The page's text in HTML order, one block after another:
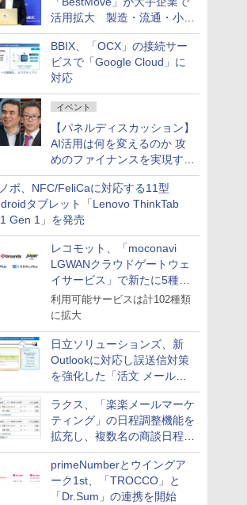
活用拡大 製造・流通・小売
企業・広告代理店などが実装
フェーズへ
BBIX、「OCX」の接続サー
ビスで「Google Cloud」に
対応
イベント
【パネルディスカッション】
AI活用は何を変えるのか 攻
めのファイナンスを実現する
業務設計とマインドセット変
革
ボ、NFC/FeliCaに対応する11型
タブレット「Lenovo ThinkTab
Gen 1」を発売
レコモット、「moconavi
LGWANクラウドゲートウェ
イサービス」で新たに5種類
のサービスと連携開始
利用可能サービスは計102種類
に拡大
日立ソリューションズ、新
Outlookに対応し誤送信対策
を強化した「活文 メール誤
送信防止アドインサービス」
を提供
ラクス、「楽楽メールマーケ
ティング」の日程調整機能を
拡充し、複数名の商談日程調
整を効率化
primeNumberとウイングア
ーク1st、「TROCCO」と
「Dr.Sum」の連携を開始